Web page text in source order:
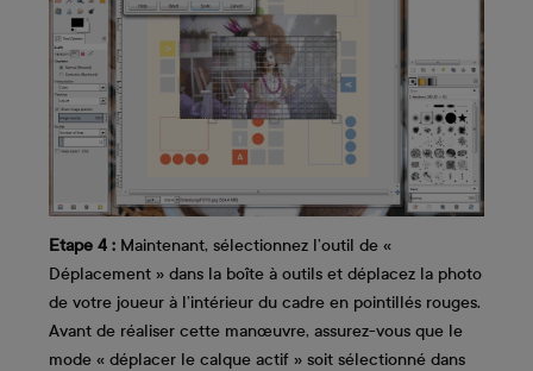
Etape 4 : Maintenant, sélectionnez l’outil de «
Déplacement » dans la boîte à outils et déplacez la photo
de votre joueur à l’intérieur du cadre en pointillés rouges.
Avant de réaliser cette manœuvre, assurez-vous que le
mode « déplacer le calque actif » soit sélectionné dans